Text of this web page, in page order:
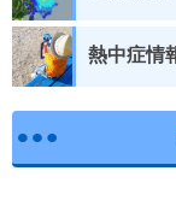
熱中症情